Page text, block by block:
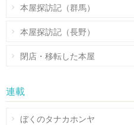
本屋探訪記（群馬）
本屋探訪記（長野）
閉店・移転した本屋
連載
ぼくのタナカホンヤ